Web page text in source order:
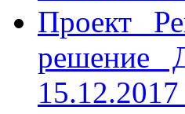
Проект
решение